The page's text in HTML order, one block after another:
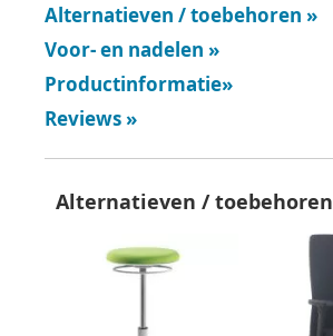
Alternatieven / toebehoren »
Voor- en nadelen »
Productinformatie»
Reviews »
Alternatieven / toebehoren